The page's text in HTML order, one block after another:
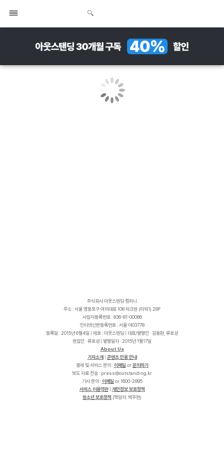
주식회사 아웃스탠딩 컴퍼니
주소 : 서울 영등포구 여의대로 108 파크원 (타워1) 28F
사업자등록번호 : 836-81-00086
인터넷신문등록번호 : 서울 아03778
등록일 : 2015년 6월4일 | 제호 : 아웃스탠딩 | 대표/발행인 : 김동환, 류호성
편집인 : 류호성 | 발행일자 : 2015년 1월17일
About Us
기자소개
콘텐츠 인용 안내
결제 및 서비스 문의 : 이메일 or문의하기
보도 자료 전송 :
r
k
.
g
n
i
d
n
a
t
s
t
u
o
@
s
s
e
r
p
기사 문의 : 이메일 or 1600-2895
서비스 이용약관| 개인정보 보호정책
청소년 보호정책 (책임자: 박주현)